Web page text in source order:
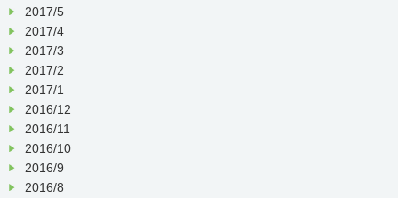
2017/5
2017/4
2017/3
2017/2
2017/1
2016/12
2016/11
2016/10
2016/9
2016/8